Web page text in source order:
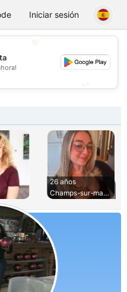
DatingIniciar sesión
26 años
Champs-sur-marne